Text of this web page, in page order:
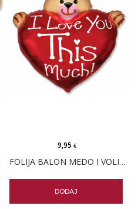
FOLIJA BALON MEDO I VOLIM TE SRCE
9,95 €
DODAJ